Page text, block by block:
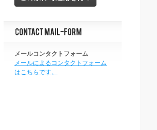
メールコンタクトフォーム
メールによるコンタクトフォーム
はこちらです。